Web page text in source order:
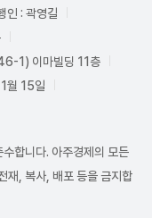
인 : 곽영길
1) 이마빌딩 11층
월 15일
합니다. 아주경제의 모든
재, 복사, 배포 등을 금지합